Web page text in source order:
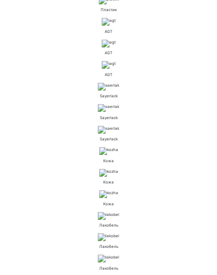
Пластик
AGT
AGT
AGT
Sayerlack
Sayerlack
Sayerlack
Кожа
Кожа
Кожа
Лакобель
Лакобель
Лакобель